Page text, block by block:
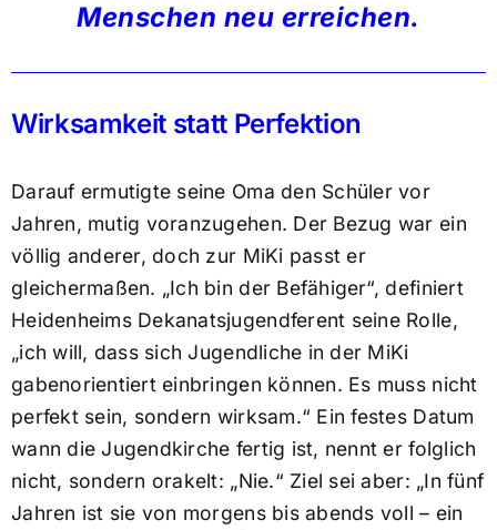
Menschen neu erreichen.
Wirksamkeit statt Perfektion
Darauf ermutigte seine Oma den Schüler vor
Jahren, mutig voranzugehen. Der Bezug war ein
völlig anderer, doch zur MiKi passt er
gleichermaßen. „Ich bin der Befähiger“, definiert
Heidenheims Dekanatsjugendferent seine Rolle,
„ich will, dass sich Jugendliche in der MiKi
gabenorientiert einbringen können. Es muss nicht
perfekt sein, sondern wirksam.“ Ein festes Datum
wann die Jugendkirche fertig ist, nennt er folglich
nicht, sondern orakelt: „Nie.“ Ziel sei aber: „In fünf
Jahren ist sie von morgens bis abends voll – ein